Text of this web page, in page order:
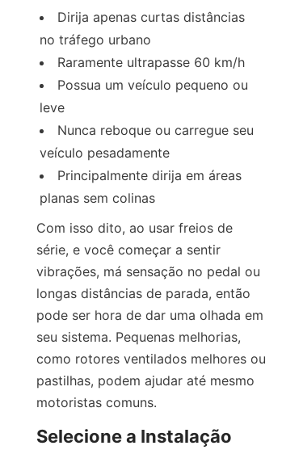
Dirija apenas curtas distâncias
no tráfego urbano
Raramente ultrapasse 60 km/h
Possua um veículo pequeno ou
leve
Nunca reboque ou carregue seu
veículo pesadamente
Principalmente dirija em áreas
planas sem colinas
Com isso dito, ao usar freios de
série, e você começar a sentir
vibrações, má sensação no pedal ou
longas distâncias de parada, então
pode ser hora de dar uma olhada em
seu sistema. Pequenas melhorias,
como rotores ventilados melhores ou
pastilhas, podem ajudar até mesmo
motoristas comuns.
Selecione a Instalação